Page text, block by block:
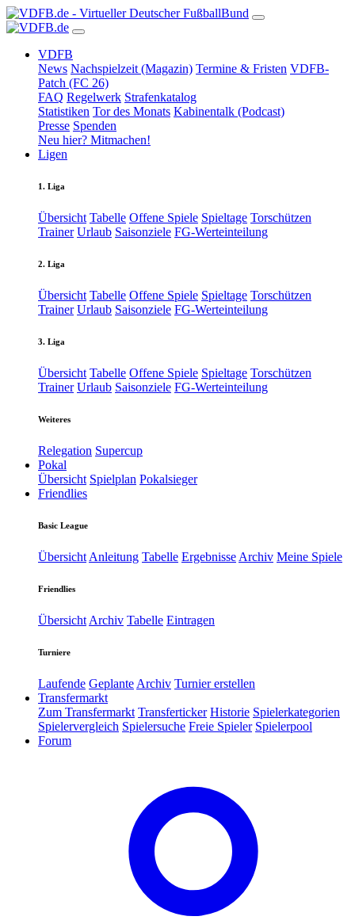
VDFB
News Nachspielzeit (Magazin) Termine & Fristen VDFB-
Patch (FC 26)
FAQ Regelwerk Strafenkatalog
Statistiken Tor des Monats Kabinentalk (Podcast)
Presse Spenden
Neu hier? Mitmachen!
Ligen
1. Liga
Übersicht Tabelle Offene Spiele Spieltage Torschützen
Trainer Urlaub Saisonziele FG-Werteinteilung
2. Liga
Übersicht Tabelle Offene Spiele Spieltage Torschützen
Trainer Urlaub Saisonziele FG-Werteinteilung
3. Liga
Übersicht Tabelle Offene Spiele Spieltage Torschützen
Trainer Urlaub Saisonziele FG-Werteinteilung
Weiteres
Relegation Supercup
Pokal
Übersicht Spielplan Pokalsieger
Friendlies
Basic League
Übersicht Anleitung Tabelle Ergebnisse Archiv Meine Spiele
Friendlies
Übersicht Archiv Tabelle Eintragen
Turniere
Laufende Geplante Archiv Turnier erstellen
Transfermarkt
Zum Transfermarkt Transferticker Historie Spielerkategorien
Spielervergleich Spielersuche Freie Spieler Spielerpool
Forum